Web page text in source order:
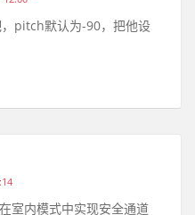
pitch默认为-90，把他设
室内模式中实现安全通道